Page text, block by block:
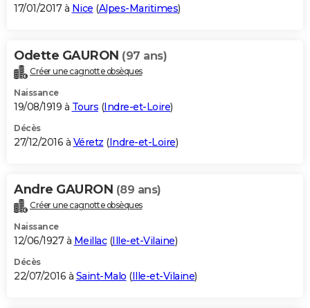
17/01/2017 à Nice (Alpes-Maritimes)
Odette GAURON (97 ans)
Créer une cagnotte obsèques
Naissance
19/08/1919 à Tours (Indre-et-Loire)
Décès
27/12/2016 à Véretz (Indre-et-Loire)
Andre GAURON (89 ans)
Créer une cagnotte obsèques
Naissance
12/06/1927 à Meillac(Ille-et-Vilaine)
Décès
22/07/2016 à Saint-Malo (Ille-et-Vilaine)